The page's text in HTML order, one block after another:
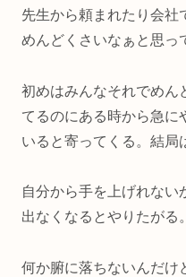
先生から頼まれたり会社
めんどくさいなぁと思っ
初めはみんなそれでめん
てるのにある時から急に
いると寄ってくる。結局
自分から手を上げれない
出なくなるとやりたがる。
何か腑に落ちないんだけ